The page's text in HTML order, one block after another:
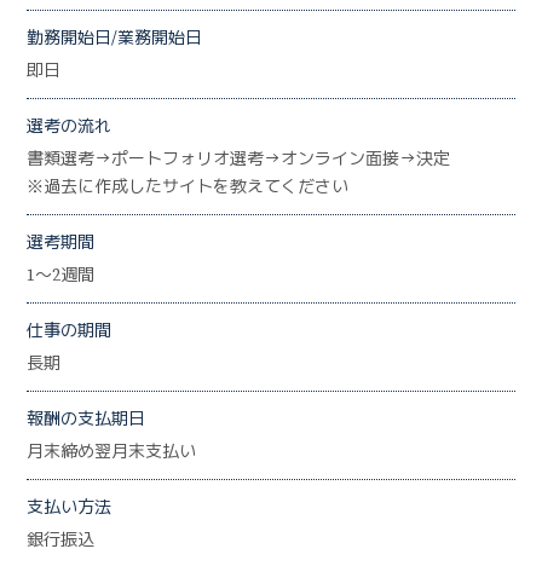
勤務開始日/業務開始日
即日
選考の流れ
書類選考→ポートフォリオ選考→オンライン面接→決定
※過去に作成したサイトを教えてください
選考期間
1～2週間
仕事の期間
長期
報酬の支払期日
月末締め翌月末支払い
支払い方法
銀行振込